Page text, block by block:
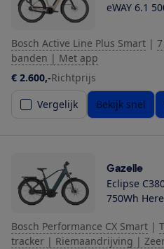
eWAY 6.1
Bosch Active Line Plus Smart |
banden | Met app
€ 2.600,-Richtprijs
Vergelijk
Bekijk snel
Gazelle
Eclipse
750Wh
Bosch Performance CX Smart |
tracker | Riemaandrijving |